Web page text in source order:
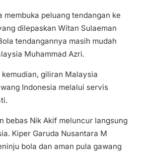
membuka peluang tendangan ke
dilepaskan Witan Sulaeman
tendangannya masih mudah
Muhammad Azri.
giliran Malaysia
Indonesia melalui servis
bebas Nik Akif meluncur langsung
Kiper Garuda Nusantara M
bola dan aman pula gawang